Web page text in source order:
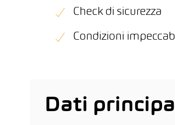
Check di sicurezza
Condizioni
Dati